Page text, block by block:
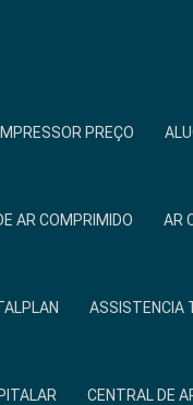
PREÇO
AR COMPRIMIDO AR
ASSISTENCIA
CENTRAL DE